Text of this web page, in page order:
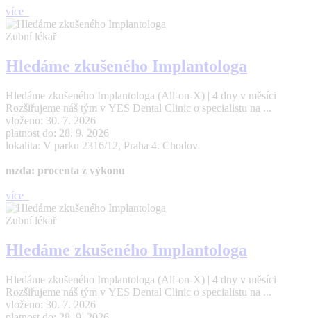
více
Zubní lékař
Hledáme zkušeného Implantologa
Hledáme zkušeného Implantologa (All-on-X) | 4 dny v měsíci
Rozšiřujeme náš tým v YES Dental Clinic o specialistu na ...
vloženo: 30. 7. 2026
platnost do: 28. 9. 2026
lokalita: V parku 2316/12, Praha 4. Chodov
mzda: procenta z výkonu
více
Zubní lékař
Hledáme zkušeného Implantologa
Hledáme zkušeného Implantologa (All-on-X) | 4 dny v měsíci
Rozšiřujeme náš tým v YES Dental Clinic o specialistu na ...
vloženo: 30. 7. 2026